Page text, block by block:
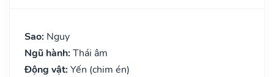
Sao: Nguy
Ngũ hành: Thái âm
Động vật: Yến (chim én)